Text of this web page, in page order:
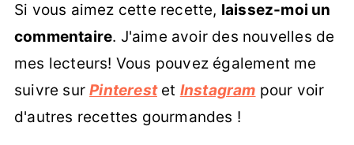
Si vous aimez cette recette, laissez-moi un
commentaire. J'aime avoir des nouvelles de
mes lecteurs! Vous pouvez également me
suivre surPinterestet Instagram pour voir
d'autres recettes gourmandes !